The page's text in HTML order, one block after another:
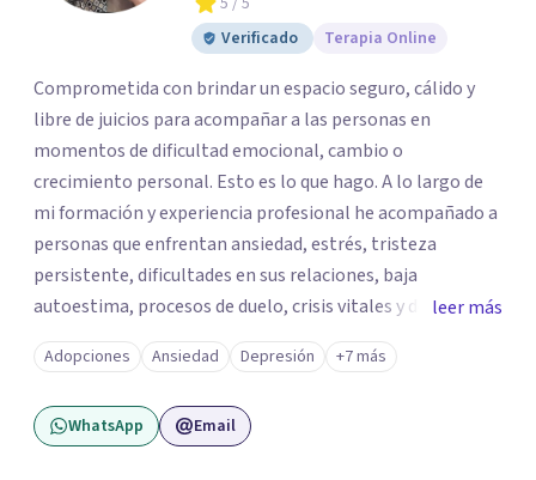
Verificado
Terapia Online
Comprometida con brindar un espacio seguro, cálido y
libre de juicios para acompañar a las personas en
momentos de dificultad emocional, cambio o
crecimiento personal. Esto es lo que hago. A lo largo de
mi formación y experiencia profesional he acompañado a
personas que enfrentan ansiedad, estrés, tristeza
persistente, dificultades en sus relaciones, baja
autoestima, procesos de duelo, crisis vitales y desafíos
relacionados con la adaptación a nuevas etapas de la vida.
Mi enfoque se basa en la escucha empática, el respeto por
la historia de cada persona y el trabajo conjunto para
desarrollar herramientas que favorezcan el bienestar
leer más
Adopciones Ansiedad Depresión +7 más
WhatsApp Email